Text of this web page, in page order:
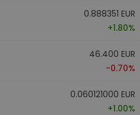
0.888351 EUR
+1.80%
46.400 EUR
-0.70%
0.060121000 EUR
+1.00%